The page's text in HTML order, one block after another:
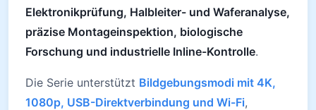
Elektronikprüfung, Halbleiter- und Waferanalyse,
präzise Montageinspektion, biologische
Forschung und industrielle Inline-Kontrolle.
Die Serie unterstützt Bildgebungsmodi mit 4K,
1080p, USB-Direktverbindung und Wi-Fi,